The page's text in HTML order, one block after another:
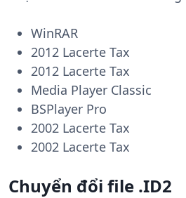
WinRAR
2012 Lacerte Tax
2012 Lacerte Tax
Media Player Classic
BSPlayer Pro
2002 Lacerte Tax
2002 Lacerte Tax
Chuyển đổi file .ID2